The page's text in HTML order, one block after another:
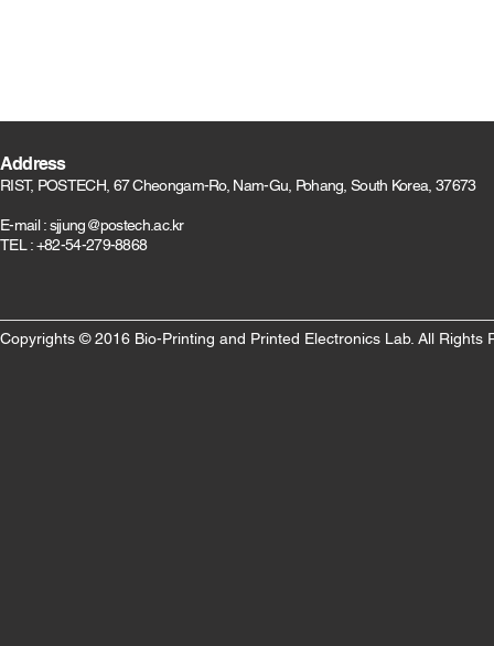
Address
RIST, POSTECH, 67 Cheongam-Ro, Nam-Gu, Pohang, South Korea, 37673
E-mail :sjjung@postech.ac.kr
TEL : +82-54-279-8868
Copyrights © 2016 Bio-Printing and Printed Electronics Lab. All Rights